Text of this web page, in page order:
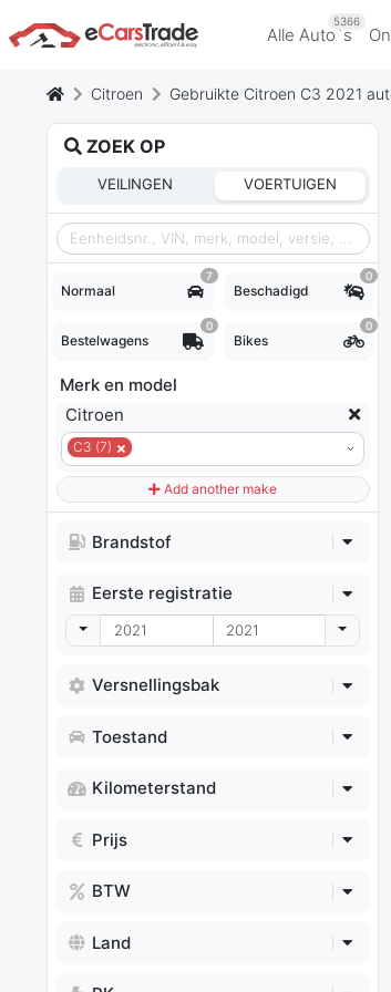
Alle Auto`s
5366
Citroen Gebruikte Citroen C3 2021
ZOEK OP
VEILINGEN VOERTUIGEN
Normaal
7
Beschadigd
0
Bestelwagens
0
Bikes
0
Merk en model
Citroen
C3 (7)
Add another make
Brandstof
Eerste registratie
Toggle Dropdown Toggle
Versnellingsbak
Toestand
Kilometerstand
Prijs
BTW
Land